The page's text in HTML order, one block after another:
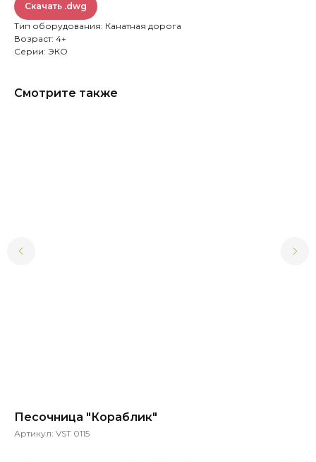
Скачать .dwg
Тип оборудования: Канатная дорога
Возраст: 4+
Серии: ЭКО
Смотрите также
Песочница "Кораблик"
Артикул: VST 0115